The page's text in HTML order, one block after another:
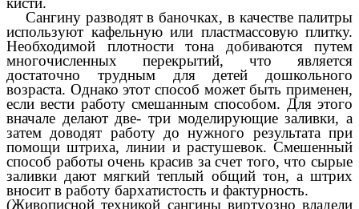
Сангину разводят в баночках, в качестве палитры
используют кафельную или пластмассовую плитку.
Необходимой плотности тона добиваются путем
многочисленных перекрытий, что является
достаточно трудным для детей дошкольного
возраста. Однако этот способ может быть применен,
если вести работу смешанным способом. Для этого
вначале делают две- три моделирующие заливки, а
затем доводят работу до нужного результата при
помощи штриха, линии и растушевок. Смешенный
способ работы очень красив за счет того, что сырые
заливки дают мягкий теплый общий тон, а штрих
вносит в работу бархатистость и фактурность.
(Живописной техникой сангины виртуозно владели